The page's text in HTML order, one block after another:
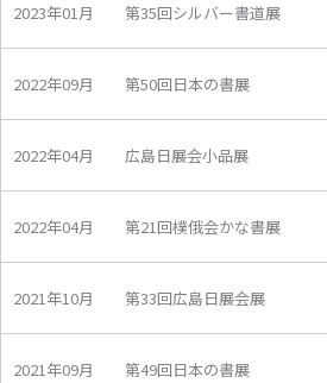
2023年01月 第35回シルバー書道展
2022年09月 第50回日本の書展
2022年04月 広島日展会小品展
2022年04月 第21回樸俄会かな書展
2021年10月 第33回広島日展会展
2021年09月 第49回日本の書展